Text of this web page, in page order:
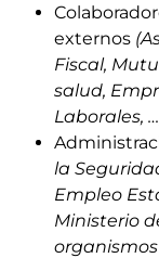
externos
Fiscal,
salud,
Laborales, …
la
Empleo
Ministerio